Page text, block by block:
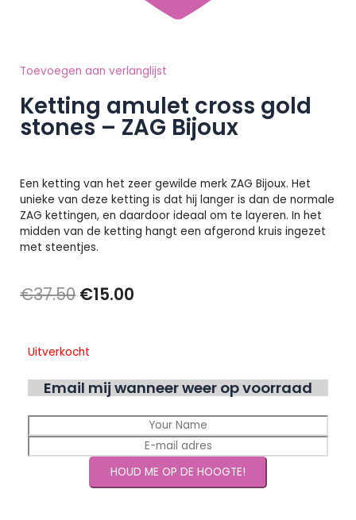
Toevoegen aan verlanglijst
Ketting amulet cross gold
stones – ZAG Bijoux
Een ketting van het zeer gewilde merk ZAG Bijoux. Het
unieke van deze ketting is dat hij langer is dan de normale
ZAG kettingen, en daardoor ideaal om te layeren. In het
midden van de ketting hangt een afgerond kruis ingezet
met steentjes.
€37.50Oorspronkelijke
was:
€15.00
Uitverkocht
Email mij wanneer weer op voorraad